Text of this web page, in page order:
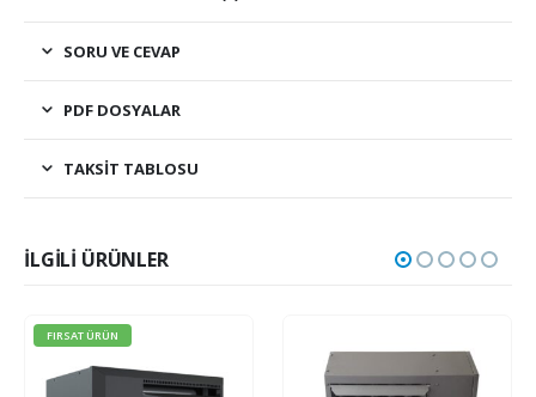
SORU VE CEVAP
PDF DOSYALAR
TAKSIT TABLOSU
İLGILI ÜRÜNLER
FIRSAT ÜRÜN